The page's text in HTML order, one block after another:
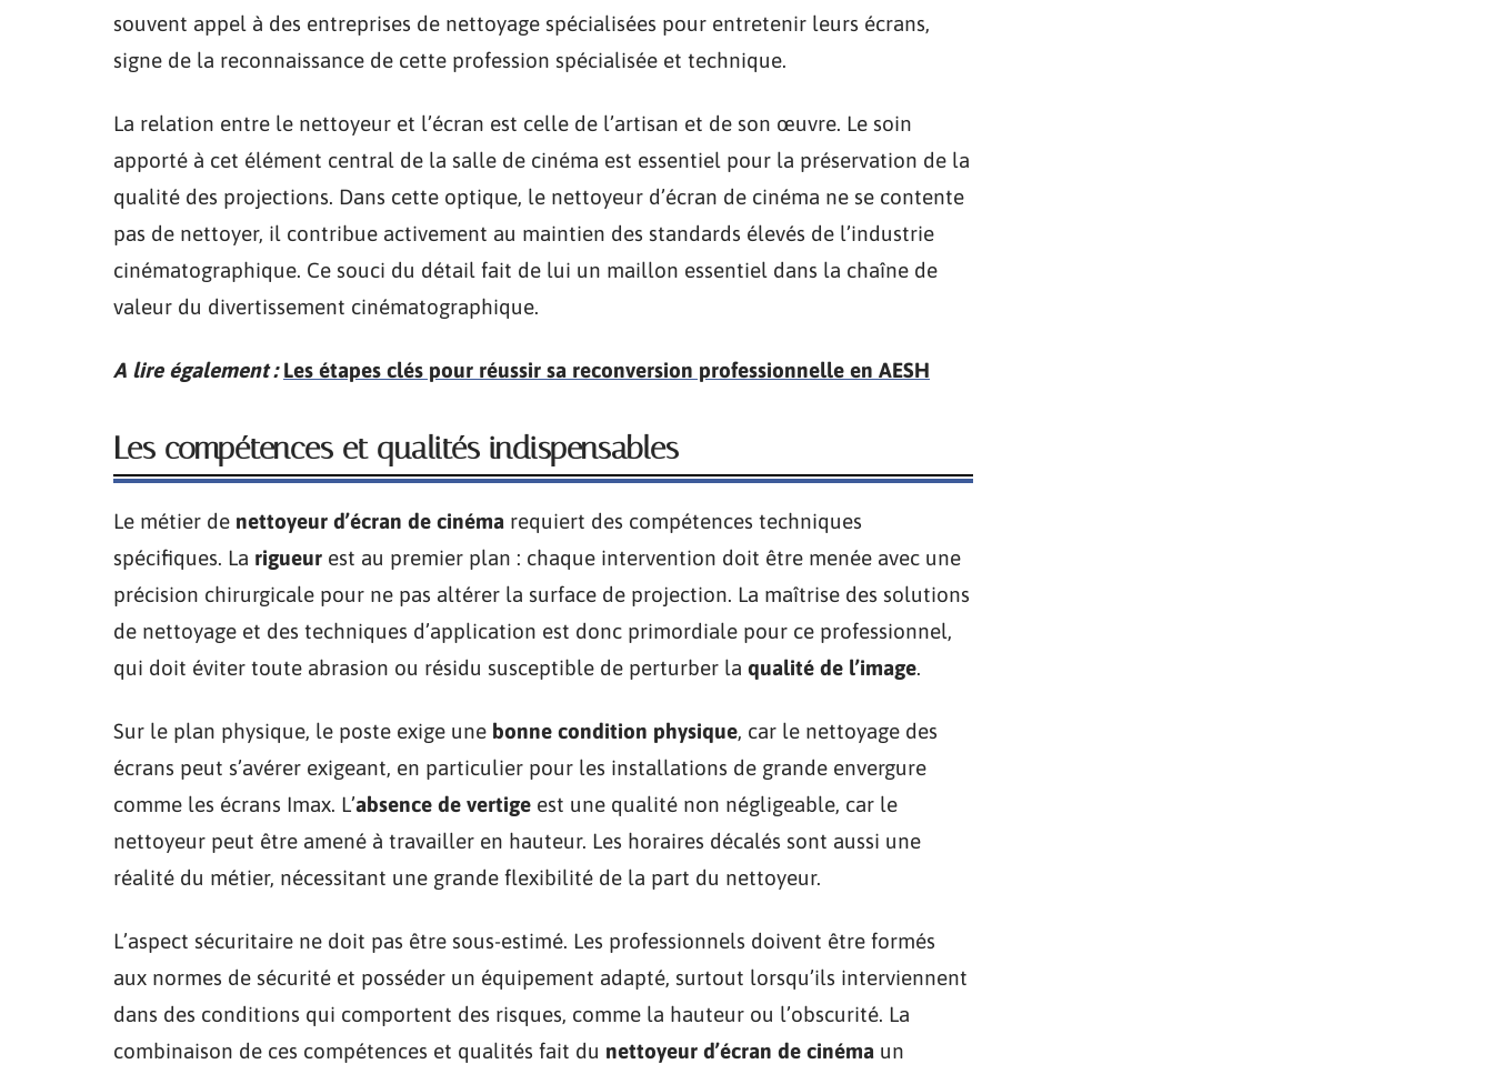
souvent appel à des entreprises de nettoyage spécialisées pour entretenir leurs écrans,
signe de la reconnaissance de cette profession spécialisée et technique.
La relation entre le nettoyeur et l’écran est celle de l’artisan et de son œuvre. Le soin
apporté à cet élément central de la salle de cinéma est essentiel pour la préservation de la
qualité des projections. Dans cette optique, le nettoyeur d’écran de cinéma ne se contente
pas de nettoyer, il contribue activement au maintien des standards élevés de l’industrie
cinématographique. Ce souci du détail fait de lui un maillon essentiel dans la chaîne de
valeur du divertissement cinématographique.
A lire également : Les étapes clés pour réussir sa reconversion professionnelle en AESH
Les compétences et qualités indispensables
Le métier de nettoyeur d’écran de cinéma requiert des compétences techniques
spécifiques. La rigueur est au premier plan : chaque intervention doit être menée avec une
précision chirurgicale pour ne pas altérer la surface de projection. La maîtrise des solutions
de nettoyage et des techniques d’application est donc primordiale pour ce professionnel,
qui doit éviter toute abrasion ou résidu susceptible de perturber la qualité de l’image.
Sur le plan physique, le poste exige une bonne condition physique, car le nettoyage des
écrans peut s’avérer exigeant, en particulier pour les installations de grande envergure
comme les écrans Imax. L’absence de vertige est une qualité non négligeable, car le
nettoyeur peut être amené à travailler en hauteur. Les horaires décalés sont aussi une
réalité du métier, nécessitant une grande flexibilité de la part du nettoyeur.
L’aspect sécuritaire ne doit pas être sous-estimé. Les professionnels doivent être formés
aux normes de sécurité et posséder un équipement adapté, surtout lorsqu’ils interviennent
dans des conditions qui comportent des risques, comme la hauteur ou l’obscurité. La
combinaison de ces compétences et qualités fait du nettoyeur d’écran de cinéma un